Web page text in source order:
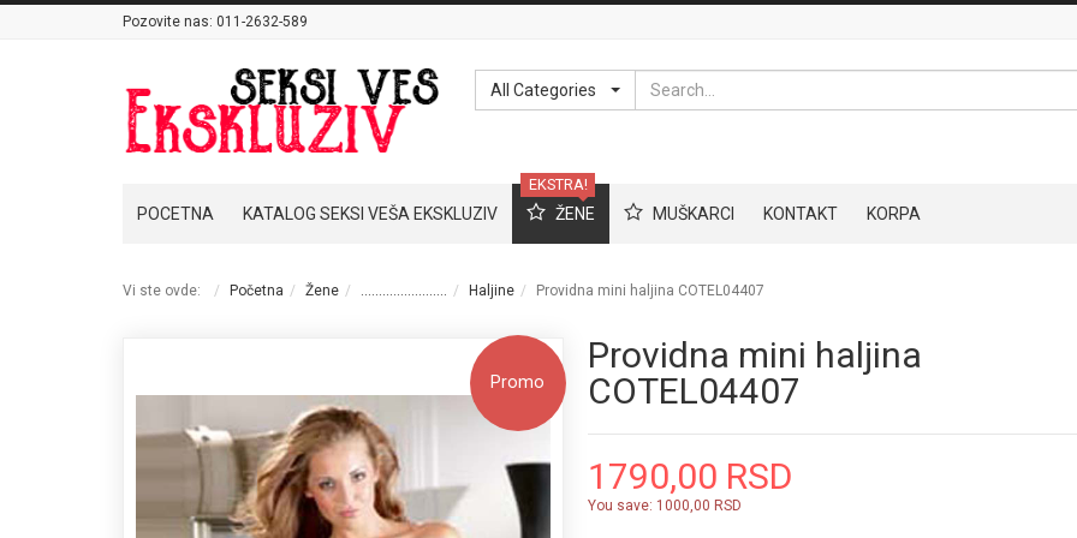
Pozovite nas: 011-2632-589
All Categories
Search
POCETNA KATALOG SEKSI VEŠA EKSKLUZIV ŽENE
EKSTRA!
MUŠKARCI KONTAKT KORPA
Vi ste ovde: Početna Žene ........................ Haljine Providna mini haljina COTEL04407
Promo
Providna mini haljina
COTEL04407
1790,00 RSD
You save: 1000,00 RSD